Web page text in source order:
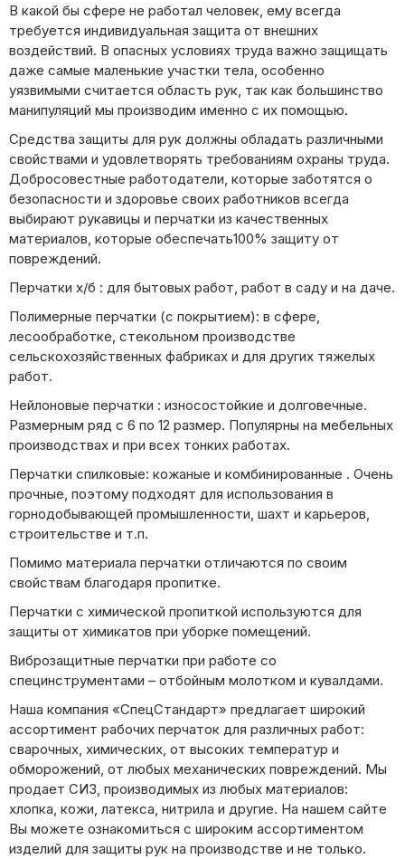
В какой бы сфере не работал человек, ему всегда
требуется индивидуальная защита от внешних
воздействий. В опасных условиях труда важно защищать
даже самые маленькие участки тела, особенно
уязвимыми считается область рук, так как большинство
манипуляций мы производим именно с их помощью.
Средства защиты для рук должны обладать различными
свойствами и удовлетворять требованиям охраны труда.
Добросовестные работодатели, которые заботятся о
безопасности и здоровье своих работников всегда
выбирают рукавицы и перчатки из качественных
материалов, которые обеспечать100% защиту от
повреждений.
Перчатки х/б : для бытовых работ, работ в саду и на даче.
Полимерные перчатки (с покрытием): в сфере,
лесообработке, стекольном производстве
сельскохозяйственных фабриках и для других тяжелых
работ.
Нейлоновые перчатки : износостойкие и долговечные.
Размерным ряд с 6 по 12 размер. Популярны на мебельных
производствах и при всех тонких работах.
Перчатки спилковые: кожаные и комбинированные . Очень
прочные, поэтому подходят для использования в
горнодобывающей промышленности, шахт и карьеров,
строительстве и т.п.
Помимо материала перчатки отличаются по своим
свойствам благодаря пропитке.
Перчатки с химической пропиткой используются для
защиты от химикатов при уборке помещений.
Виброзащитные перчатки при работе со
специнструментами – отбойным молотком и кувалдами.
Наша компания «СпецСтандарт» предлагает широкий
ассортимент рабочих перчаток для различных работ:
сварочных, химических, от высоких температур и
обморожений, от любых механических повреждений. Мы
продает СИЗ, производимых из любых материалов:
хлопка, кожи, латекса, нитрила и другие. На нашем сайте
Вы можете ознакомиться с широким ассортиментом
изделий для защиты рук на производстве и не только.